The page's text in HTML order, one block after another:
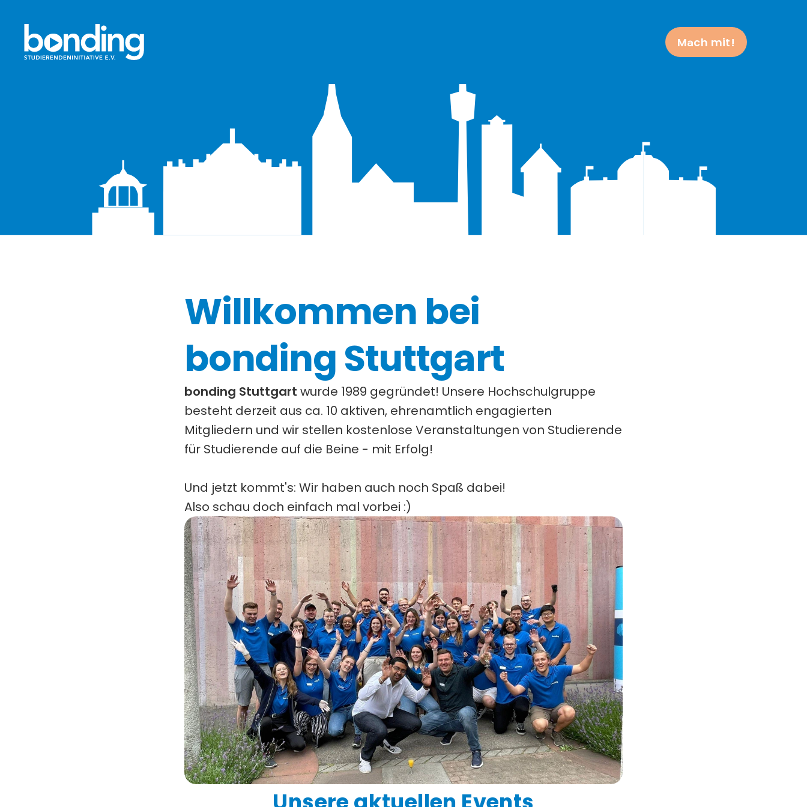
Mach mit!
Willkommen bei
bonding Stuttgart
bonding Stuttgart wurde 1989 gegründet! Unsere Hochschulgruppe
besteht derzeit aus ca. 10 aktiven, ehrenamtlich engagierten
Mitgliedern und wir stellen kostenlose Veranstaltungen von Studierende
für Studierende auf die Beine - mit Erfolg!
Und jetzt kommt's: Wir haben auch noch Spaß dabei!
Also schau doch einfach mal vorbei :)